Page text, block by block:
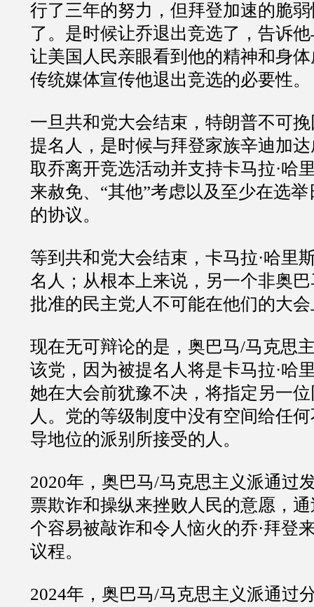
行了三年的努力，但拜登加速的脆
了。是时候让乔退出竞选了，告诉
让美国人民亲眼看到他的精神和身
传统媒体宣传他退出竞选的必要性。
一旦共和党大会结束，特朗普不可
提名人，是时候与拜登家族辛迪加
取乔离开竞选活动并支持卡马拉·哈
来赦免、“其他”考虑以及至少在选
的协议。
等到共和党大会结束，卡马拉·哈里
名人；从根本上来说，另一个非奥
批准的民主党人不可能在他们的大
现在无可辩论的是，奥巴马/马克思
该党，因为被提名人将是卡马拉·哈
她在大会前犹豫不决，将指定另一
人。党的等级制度中没有空间给任
导地位的派别所接受的人。
2020年，奥巴马/马克思主义派通过
票欺诈和操纵来挫败人民的意愿，
个容易被敲诈和令人恼火的乔·拜登
议程。
2024年，奥巴马/马克思主义派通过